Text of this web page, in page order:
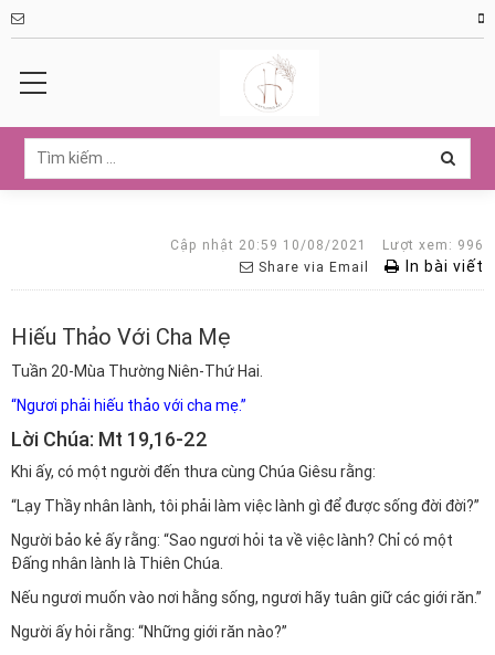
Cập nhật 20:59 10/08/2021
Lượt xem: 996
Share via Email
In bài viết
Hiếu Thảo Với Cha Mẹ
Tuần 20-Mùa Thường Niên-Thứ Hai.
“Ngươi phải hiếu thảo với cha mẹ.”
Lời Chúa: Mt 19,16-22
Khi ấy, có một người đến thưa cùng Chúa Giêsu rằng:
“Lạy Thầy nhân lành, tôi phải làm việc lành gì để được sống đời đời?”
Người bảo kẻ ấy rằng: “Sao ngươi hỏi ta về việc lành? Chỉ có một
Đấng nhân lành là Thiên Chúa.
Nếu ngươi muốn vào nơi hằng sống, ngươi hãy tuân giữ các giới răn.”
Người ấy hỏi rằng: “Những giới răn nào?”